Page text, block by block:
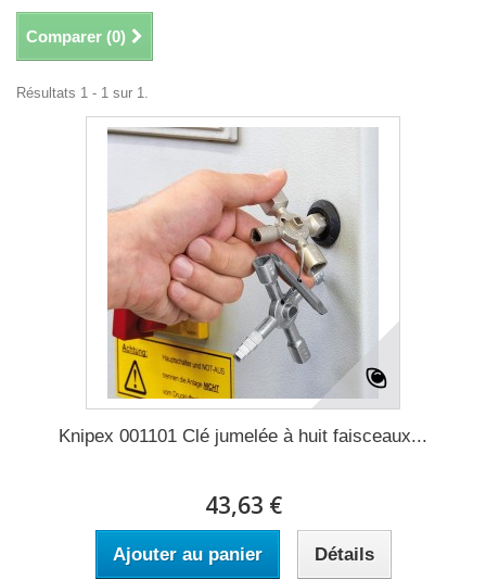
Comparer (0)
Résultats 1 - 1 sur 1.
Knipex 001101 Clé jumelée à huit faisceaux...
43,63 €
Ajouter au panier Détails